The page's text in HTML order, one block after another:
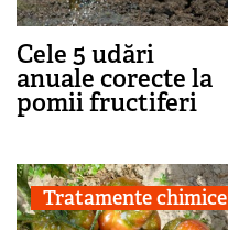
Cele 5 udări
anuale corecte la
pomii fructiferi
Tratamente chimice